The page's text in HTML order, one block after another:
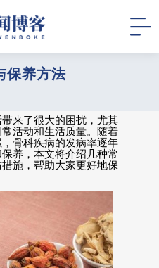
保养方法
来了很大的困扰，尤其
活动和生活质量。随着
骨科疾病的发病率逐年
养，本文将介绍几种常
施，帮助大家更好地保